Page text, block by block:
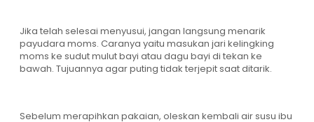
Jika telah selesai menyusui, jangan langsung menarik
payudara moms. Caranya yaitu masukan jari kelingking
moms ke sudut mulut bayi atau dagu bayi di tekan ke
bawah. Tujuannya agar puting tidak terjepit saat ditarik.
Sebelum merapihkan pakaian, oleskan kembali air susu ibu